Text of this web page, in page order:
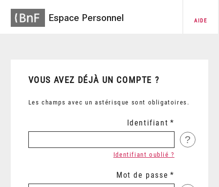
Espace Personnel AIDE
VOUS AVEZ DÉJÀ UN COMPTE ?
Les champs avec un astérisque sont obligatoires.
Identifiant
?
Identifiant oublié ?
Mot de passe